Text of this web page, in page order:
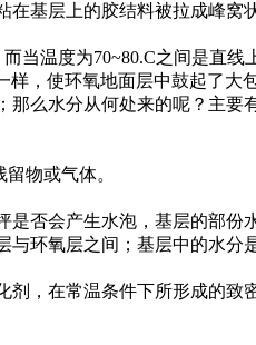
基层上的胶结料被拉成峰窝
温度为70~80.C之间是直线
，使环氧地面层中鼓起了大
么水分从何处来的呢？主要
物或气体。
会产生水泡，基层的部份
环氧层之间；基层中的水分
，在常温条件下所形成的致